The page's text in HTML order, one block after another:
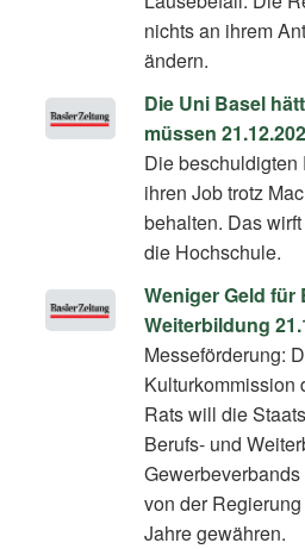
nichts an ihrem
ändern.
Die Uni Basel
müssen
Die beschuldigten
ihren Job trotz
behalten. Das
die Hochschule.
Weniger Geld für
Weiterbildung
Messeförderung:
Kulturkommission
Rats will die
Berufs- und
von der
Jahre gewähren.